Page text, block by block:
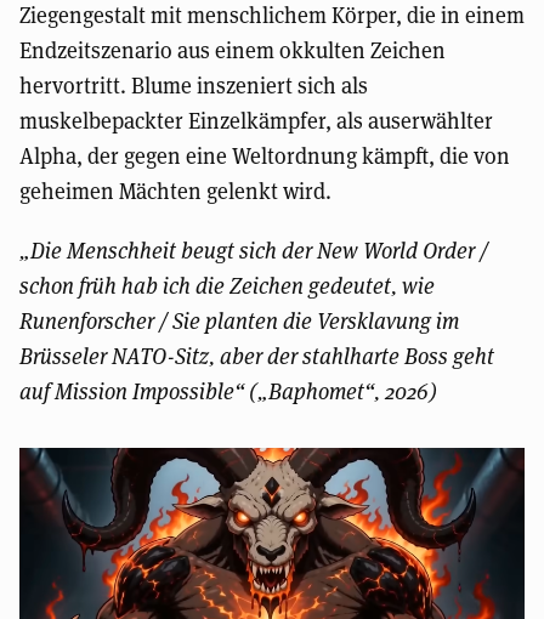
Ziegengestalt mit menschlichem Körper, die in einem
Endzeitszenario aus einem okkulten Zeichen
hervortritt. Blume inszeniert sich als
muskelbepackter Einzelkämpfer, als auserwählter
Alpha, der gegen eine Weltordnung kämpft, die von
geheimen Mächten gelenkt wird.
„Die Menschheit beugt sich der New World Order /
schon früh hab ich die Zeichen gedeutet, wie
Runenforscher / Sie planten die Versklavung im
Brüsseler NATO-Sitz, aber der stahlharte Boss geht
auf Mission Impossible“ („Baphomet“, 2026)